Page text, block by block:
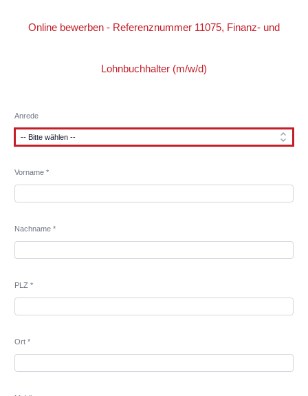
Online bewerben - Referenznummer 11075, Finanz- und
Lohnbuchhalter (m/w/d)
Anrede
Vorname *
Nachname *
PLZ *
Ort *